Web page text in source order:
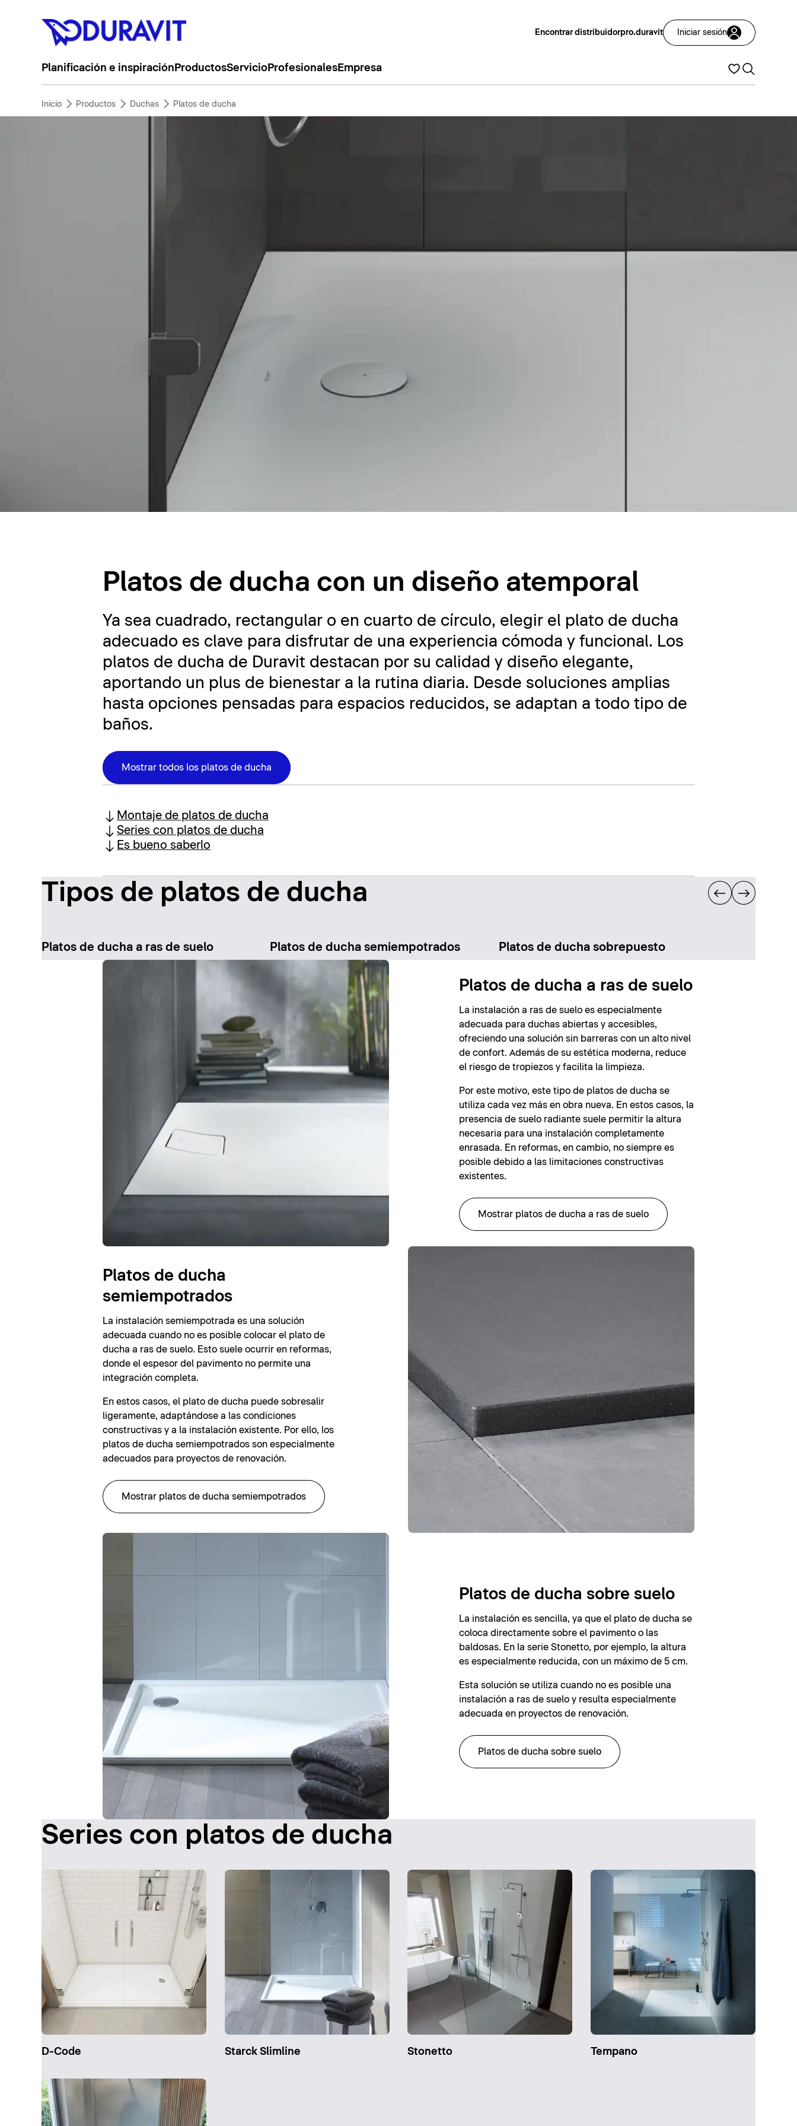
Encontrar distribuidorpro.duravit Iniciar sesión
Planificación e inspiración ProductosServicioProfesionalesEmpresa
Inicio Productos Duchas Platos de ducha
Platos de ducha con un diseño atemporal
Ya sea cuadrado, rectangular o en cuarto de círculo, elegir el plato de ducha
adecuado es clave para disfrutar de una experiencia cómoda y funcional. Los
platos de ducha de Duravit destacan por su calidad y diseño elegante,
aportando un plus de bienestar a la rutina diaria. Desde soluciones amplias
hasta opciones pensadas para espacios reducidos, se adaptan a todo tipo de
baños.
Mostrar todos los platos de ducha
Montaje de platos de ducha
Series con platos de ducha
Es bueno saberlo
Tipos de platos de ducha
Platos de ducha a ras de suelo Platos de ducha semiempotrados Platos de ducha sobrepuesto
Platos de ducha a ras de suelo
La instalación a ras de suelo es especialmente
adecuada para duchas abiertas y accesibles,
ofreciendo una solución sin barreras con un alto nivel
de confort. Además de su estética moderna, reduce
el riesgo de tropiezos y facilita la limpieza.
Por este motivo, este tipo de platos de ducha se
utiliza cada vez más en obra nueva. En estos casos, la
presencia de suelo radiante suele permitir la altura
necesaria para una instalación completamente
enrasada. En reformas, en cambio, no siempre es
posible debido a las limitaciones constructivas
existentes.
Mostrar platos de ducha a ras de suelo
Platos de ducha
semiempotrados
La instalación semiempotrada es una solución
adecuada cuando no es posible colocar el plato de
ducha a ras de suelo. Esto suele ocurrir en reformas,
donde el espesor del pavimento no permite una
integración completa.
En estos casos, el plato de ducha puede sobresalir
ligeramente, adaptándose a las condiciones
constructivas y a la instalación existente. Por ello, los
platos de ducha semiempotrados son especialmente
adecuados para proyectos de renovación.
Mostrar platos de ducha semiempotrados
Platos de ducha sobre suelo
La instalación es sencilla, ya que el plato de ducha se
coloca directamente sobre el pavimento o las
baldosas. En la serie Stonetto, por ejemplo, la altura
es especialmente reducida, con un máximo de 5 cm.
Esta solución se utiliza cuando no es posible una
instalación a ras de suelo y resulta especialmente
adecuada en proyectos de renovación.
Platos de ducha sobre suelo
Series con platos de ducha
D-Code Starck Slimline Stonetto Tempano